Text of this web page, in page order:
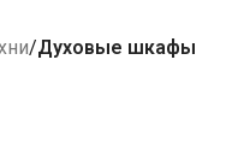
Духовые шкафы